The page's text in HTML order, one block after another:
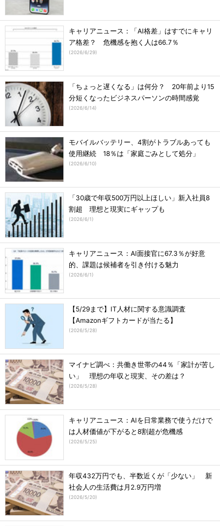
キャリアニュース：「AI格差」はすでにキャリ
ア格差？ 危機感を抱く人は66.7％
(2026/6/29)
「ちょっと遅くなる」は何分？ 20年前より15
分短くなったビジネスパーソンの時間感覚
(2026/6/14)
モバイルバッテリー、4割がトラブルあっても
使用継続 18％は「家庭ごみとして処分」
(2026/6/10)
「30歳で年収500万円以上ほしい」新入社員8
割超 理想と現実にギャップも
(2026/6/1)
キャリアニュース：AI面接官に67.3％が好意
的、課題は候補者を引き付ける魅力
(2026/6/1)
【5/29まで】IT人材に関する意識調査
【Amazonギフトカードが当たる】
(2026/5/28)
マイナビ調べ：共働き世帯の44％「家計が苦し
い」 理想の年収と現実、その差は？
(2026/5/28)
キャリアニュース：AIを日常業務で使うだけで
は人材価値が下がると8割超が危機感
(2026/5/25)
年収432万円でも、半数近くが「少ない」 新
社会人の生活費は月2.9万円増
(2026/5/20)